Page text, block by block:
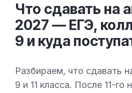
Что сдавать на
2027 — ЕГЭ,
9 и куда
Разбираем, что сдавать
9 и 11 класса. После 11-